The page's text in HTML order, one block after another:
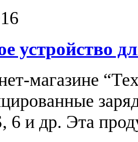
устройство
магазине
6 и др. Эта